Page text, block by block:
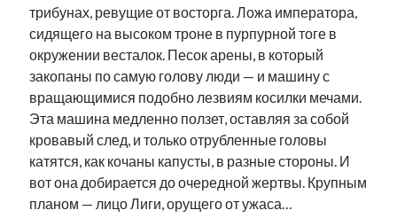
трибунах, ревущие от восторга. Ложа императора,
сидящего на высоком троне в пурпурной тоге в
окружении весталок. Песок арены, в который
закопаны по самую голову люди — и машину с
вращающимися подобно лезвиям косилки мечами.
Эта машина медленно ползет, оставляя за собой
кровавый след, и только отрубленные головы
катятся, как кочаны капусты, в разные стороны. И
вот она добирается до очередной жертвы. Крупным
планом — лицо Лиги, орущего от ужаса…